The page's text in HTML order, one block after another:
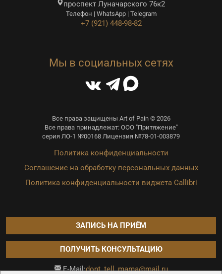
проспект Луначарского 76к2
Телефон | WhatsApp | Telegram
+7 (921) 448-98-82
Мы в социальных сетях
Все права защищены Art of Pain © 2026
Все права принадлежат: ООО "Притяжение"
серия ЛО-1 №00168 Лицензия №78-01-003879
Политика конфиденциальности
Соглашение на обработку персональных данных
Политика конфиденциальности виджета Callibri
ЗАПИСЬ НА ПРИЁМ
ПОЛУЧИТЬ КОНСУЛЬТАЦИЮ
E-Mail:dont_tell_mama@mail.ru